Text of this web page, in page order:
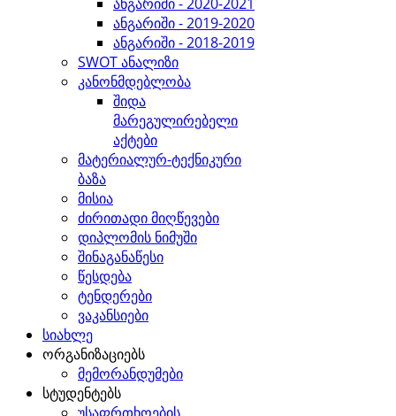
ანგარიში - 2019-2020
ანგარიში - 2018-2019
SWOT ანალიზი
კანონმდებლობა
შიდა
მარეგულირებელი
აქტები
მატერიალურ-ტექნიკური
ბაზა
მისია
ძირითადი მიღწევები
დიპლომის ნიმუში
შინაგანაწესი
წესდება
ტენდერები
ვაკანსიები
სიახლე
ორგანიზაციებს
მემორანდუმები
სტუდენტებს